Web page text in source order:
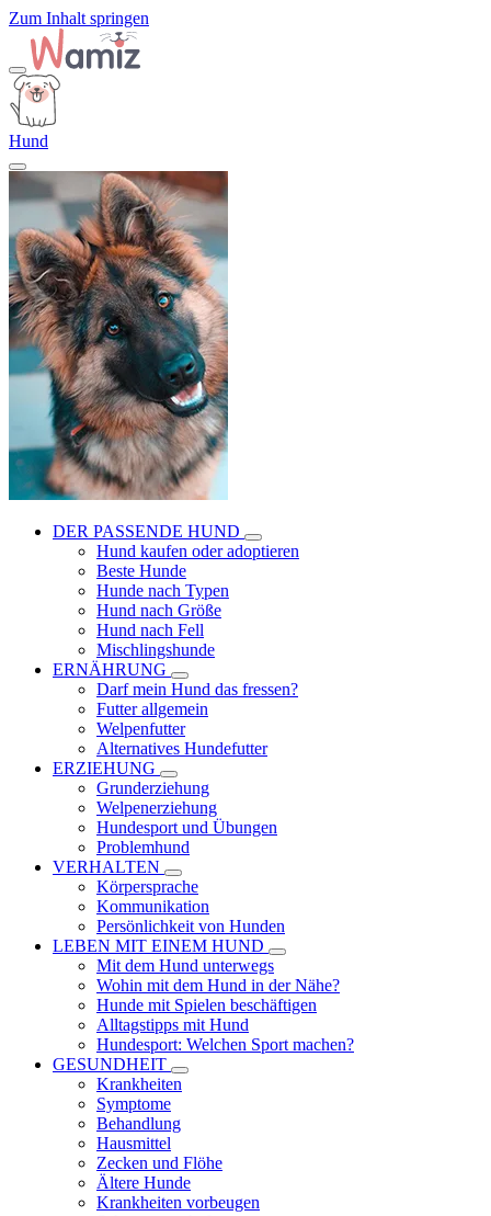
Zum Inhalt springen
Hund
DER PASSENDE HUND
Hund kaufen oder adoptieren
Beste Hunde
Hunde nach Typen
Hund nach Größe
Hund nach Fell
Mischlingshunde
ERNÄHRUNG
Darf mein Hund das fressen?
Futter allgemein
Welpenfutter
Alternatives Hundefutter
ERZIEHUNG
Grunderziehung
Welpenerziehung
Hundesport und Übungen
Problemhund
VERHALTEN
Körpersprache
Kommunikation
Persönlichkeit von Hunden
LEBEN MIT EINEM HUND
Mit dem Hund unterwegs
Wohin mit dem Hund in der Nähe?
Hunde mit Spielen beschäftigen
Alltagstipps mit Hund
Hundesport: Welchen Sport machen?
GESUNDHEIT
Krankheiten
Symptome
Behandlung
Hausmittel
Zecken und Flöhe
Ältere Hunde
Krankheiten vorbeugen